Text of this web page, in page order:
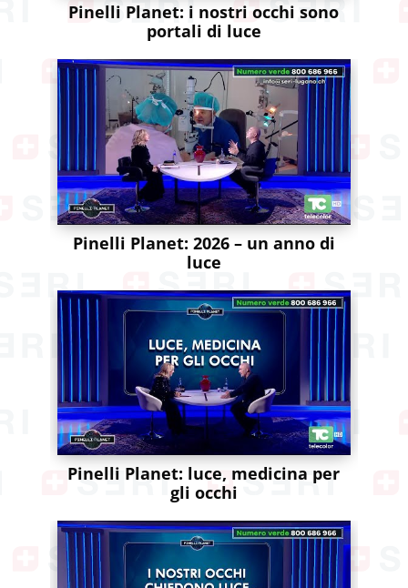
Pinelli Planet: i nostri occhi sono
portali di luce
Pinelli Planet: 2026 – un anno di
luce
Pinelli Planet: luce, medicina per
gli occhi